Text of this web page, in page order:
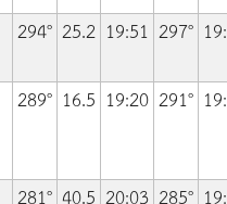
294° 25.2 19:51 297°
289° 16.5 19:20 291°